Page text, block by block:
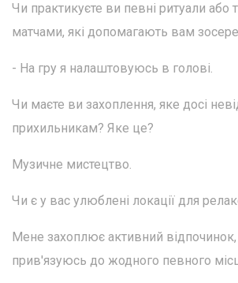
Чи практикуєте ви певні ритуали або
матчами, які допомагають вам
- На гру я налаштовуюсь в голові.
Чи маєте ви захоплення, яке досі
прихильникам? Яке це?
Музичне мистецтво.
Чи є у вас улюблені локації для
Мене захоплює активний
прив'язуюсь до жодного певного